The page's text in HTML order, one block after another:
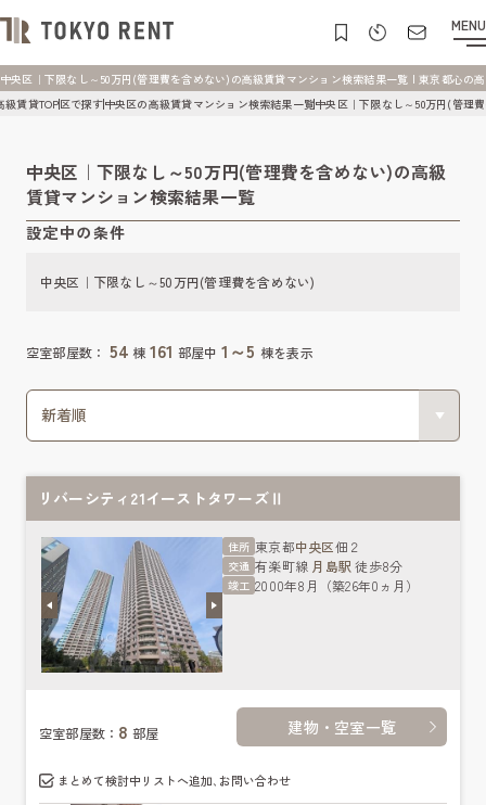
MENU
中央区｜下限なし～50万円(管理費を含めない)の高級賃貸マンション検索結果一覧 | 東京都心の
級賃貸TOP区で探す中央区の高級賃貸マンション検索結果一覧中央区｜下限なし～50万円(管理
中央区｜下限なし～50万円(管理費を含めない)の高級
賃貸マンション検索結果一覧
設定中の条件
空室部屋数： 54 棟 161 部屋中 1～5 棟を表示
中央区｜下限なし～50万円(管理費を含めない)
リバーシティ21イーストタワーズⅡ
住所 東京都中央区佃２
交通 有楽町線 月島駅 徒歩8分
竣工 2000年8月（築26年0ヵ月）
空室部屋数： 8 部屋 建物・空室一覧
まとめて検討中リストへ追加､お問い合わせ